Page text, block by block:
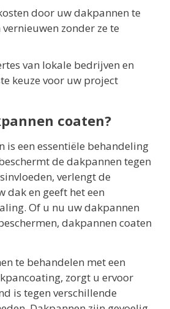
door uw dakpannen te
zonder ze te
van lokale bedrijven en
keuze voor uw project
coaten?
is een essentiële behandeling
de dakpannen tegen
verlengt de
dak en geeft het een
Of u nu uw dakpannen
dakpannen coaten
te behandelen met een
zorgt u ervoor
is tegen verschillende